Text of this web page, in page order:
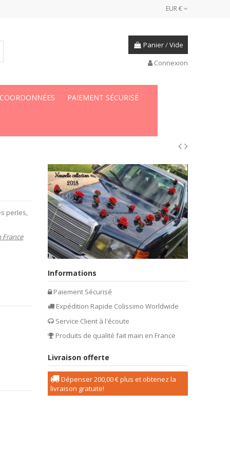
EUR €
Panier/Vide
Connexion
PAIEMENT SÉCURISÉ
perles,
France
Informations
Paiement Sécurisé
Expédition Rapide Colissimo Worldwide
Service Client à l'écoute
Produits de qualité fait main en France
Livraison offerte
Dépenser200,00 €plus et obtenez la
livraison gratuite!